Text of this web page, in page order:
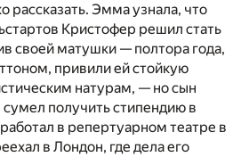
рассказать. Эмма узнала, что
Кристофер решил стать
своей матушки — полтора года,
привили ей стойкую
натурам, — но сын
получить стипендию в
в репертуарном театре в
в Лондон, где дела его